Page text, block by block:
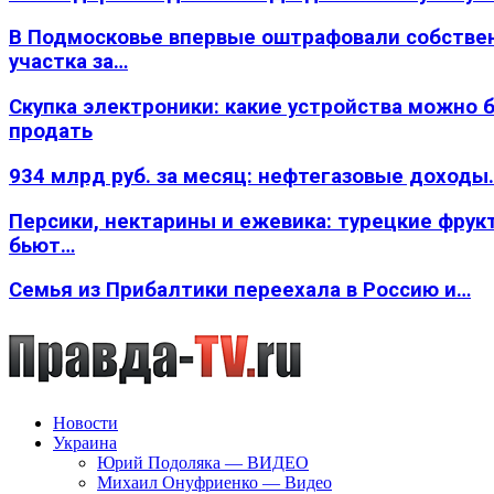
В Подмосковье впервые оштрафовали
участка за…
Скупка электроники: какие устройства можно
продать
934 млрд руб. за месяц: нефтегазовые
Персики, нектарины и ежевика: турецкие
бьют…
Семья из Прибалтики переехала в Россию и…
Новости
Украина
Юрий Подоляка — ВИДЕО
Михаил Онуфриенко — Видео